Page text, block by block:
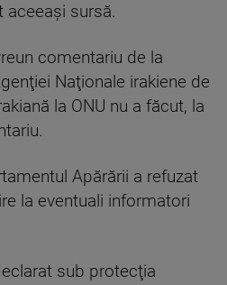
aceeaşi sursă.
comentariu de la
Naţionale irakiene de
la ONU nu a făcut, la
Apărării a refuzat
la eventuali informatori
sub protecţia